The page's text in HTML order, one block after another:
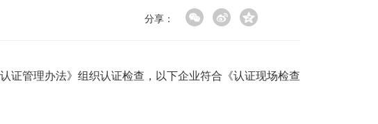
分享：
管理办法》组织认证检查，以下企业符合《认证现场检查